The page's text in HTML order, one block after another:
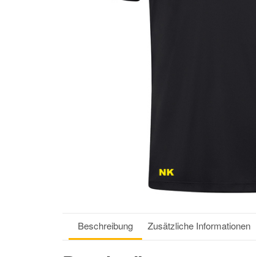
Beschreibung Zusätzliche Informationen